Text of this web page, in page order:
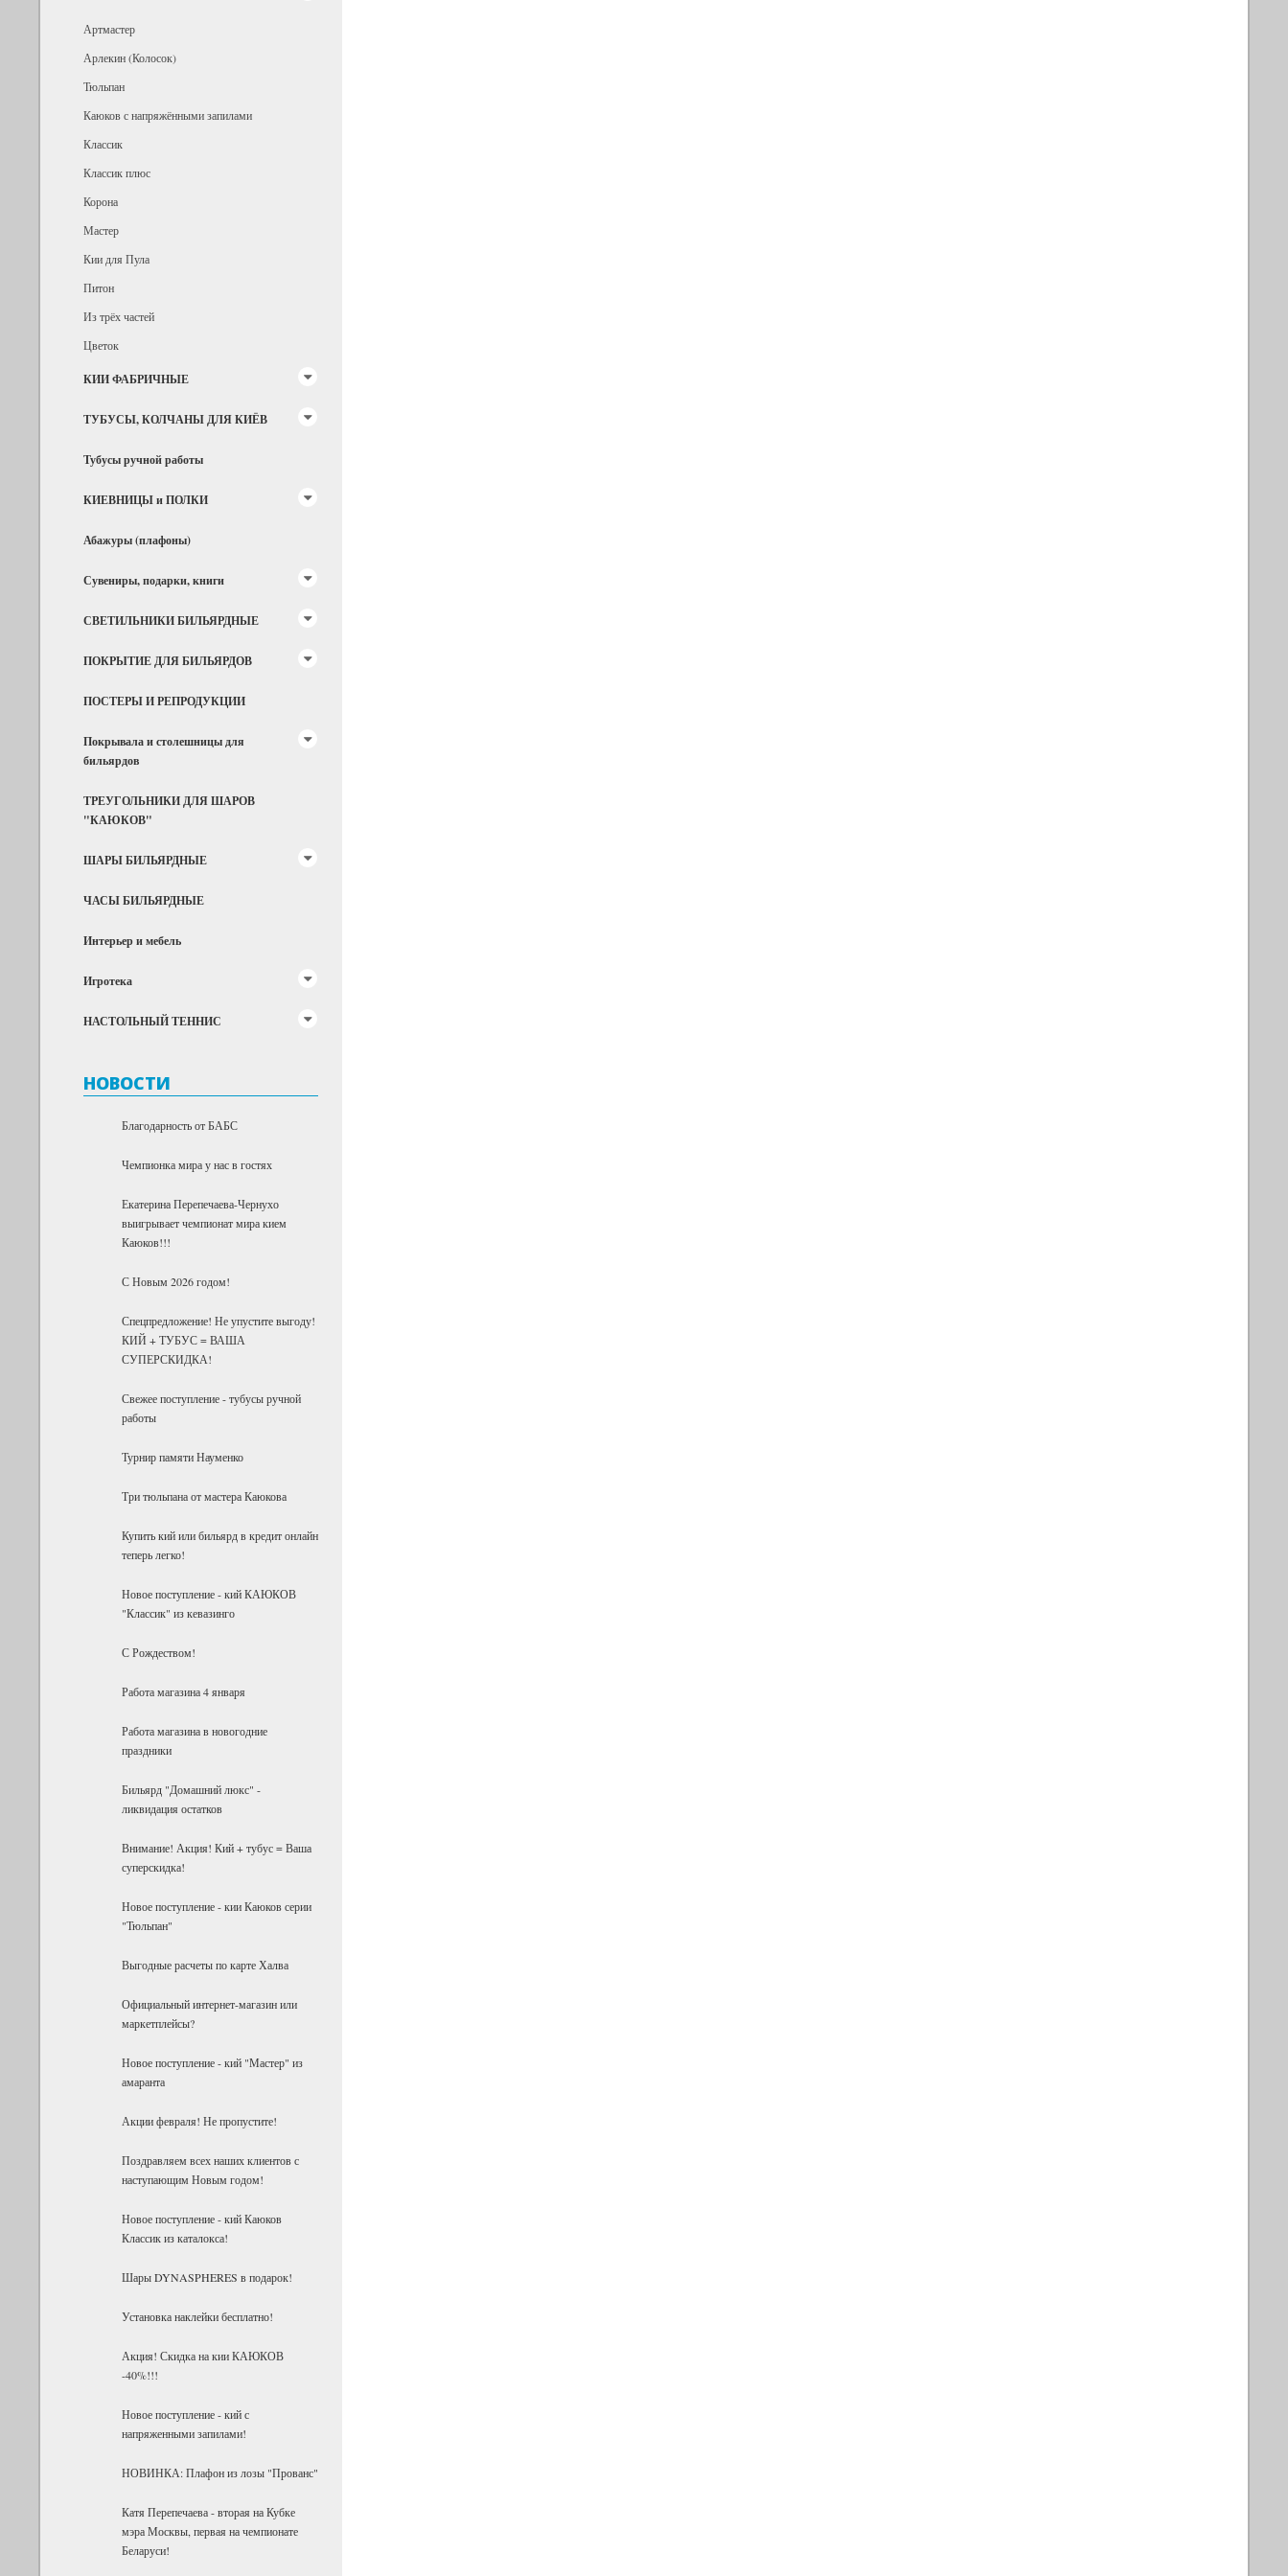
Артмастер
Арлекин (Колосок)
Тюльпан
Каюков с напряжёнными запилами
Классик
Классик плюс
Корона
Мастер
Кии для Пула
Питон
Из трёх частей
Цветок
КИИ ФАБРИЧНЫЕ
ТУБУСЫ, КОЛЧАНЫ ДЛЯ КИЁВ
Тубусы ручной работы
КИЕВНИЦЫ и ПОЛКИ
Абажуры (плафоны)
Сувениры, подарки, книги
СВЕТИЛЬНИКИ БИЛЬЯРДНЫЕ
ПОКРЫТИЕ ДЛЯ БИЛЬЯРДОВ
ПОСТЕРЫ И РЕПРОДУКЦИИ
Покрывала и столешницы для
бильярдов
ТРЕУГОЛЬНИКИ ДЛЯ ШАРОВ
"КАЮКОВ"
ШАРЫ БИЛЬЯРДНЫЕ
ЧАСЫ БИЛЬЯРДНЫЕ
Интерьер и мебель
Игротека
НАСТОЛЬНЫЙ ТЕННИС
НОВОСТИ
Благодарность от БАБС
Чемпионка мира у нас в гостях
Екатерина Перепечаева-Чернухо
выигрывает чемпионат мира кием
Каюков!!!
С Новым 2026 годом!
Спецпредложение! Не упустите выгоду!
КИЙ + ТУБУС = ВАША
СУПЕРСКИДКА!
Свежее поступление - тубусы ручной
работы
Турнир памяти Науменко
Три тюльпана от мастера Каюкова
Купить кий или бильярд в кредит онлайн
теперь легко!
Новое поступление - кий КАЮКОВ
"Классик" из кевазинго
С Рождеством!
Работа магазина 4 января
Работа магазина в новогодние
праздники
Бильярд "Домашний люкс" -
ликвидация остатков
Внимание! Акция! Кий + тубус = Ваша
суперскидка!
Новое поступление - кии Каюков серии
"Тюльпан"
Выгодные расчеты по карте Халва
Официальный интернет-магазин или
маркетплейсы?
Новое поступление - кий "Мастер" из
амаранта
Акции февраля! Не пропустите!
Поздравляем всех наших клиентов с
наступающим Новым годом!
Новое поступление - кий Каюков
Классик из каталокса!
Шары DYNASPHERES в подарок!
Установка наклейки бесплатно!
Акция! Скидка на кии КАЮКОВ
-40%!!!
Новое поступление - кий с
напряженными запилами!
НОВИНКА: Плафон из лозы "Прованс"
Катя Перепечаева - вторая на Кубке
мэра Москвы, первая на чемпионате
Беларуси!